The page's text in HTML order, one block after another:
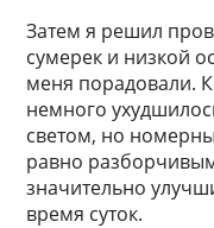
Затем я решил
сумерек и низкой
меня порадовали.
немного
светом, но
равно
значительно
время суток.